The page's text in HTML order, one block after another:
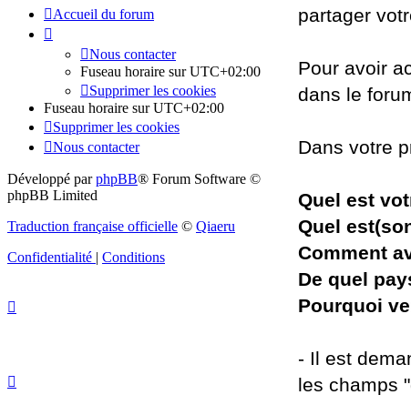
partager
Pour avoir
dans le
Dans votre
Quel est
Quel
Comment
De quel
Pourquoi
- Il est
les champs
Accueil du forum
Nous contacter
Fuseau horaire surUTC+02:00
Supprimer les cookies
Fuseau horaire surUTC+02:00
Supprimer les cookies
Nous contacter
Développé parphpBB® Forum Software ©
phpBB Limited
Traduction française officielle © Qiaeru
Confidentialité | Conditions